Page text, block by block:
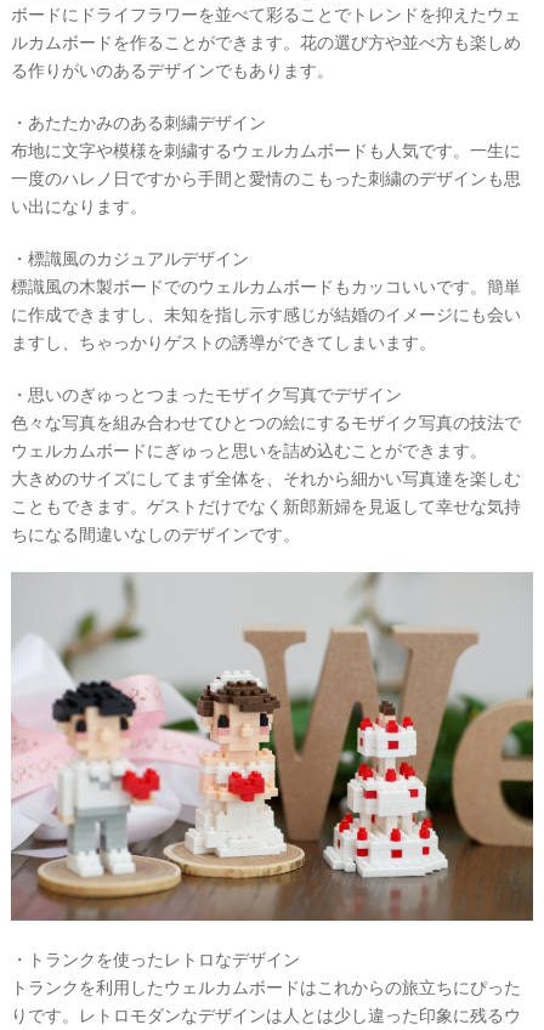
ボードにドライフラワーを並べて彩ることでトレンドを抑えたウェ
ルカムボードを作ることができます。花の選び方や並べ方も楽しめ
る作りがいのあるデザインでもあります。
・あたたかみのある刺繍デザイン
布地に文字や模様を刺繍するウェルカムボードも人気です。一生に
一度のハレノ日ですから手間と愛情のこもった刺繍のデザインも思
い出になります。
・標識風のカジュアルデザイン
標識風の木製ボードでのウェルカムボードもカッコいいです。簡単
に作成できますし、未知を指し示す感じが結婚のイメージにも会い
ますし、ちゃっかりゲストの誘導ができてしまいます。
・思いのぎゅっとつまったモザイク写真でデザイン
色々な写真を組み合わせてひとつの絵にするモザイク写真の技法で
ウェルカムボードにぎゅっと思いを詰め込むことができます。
大きめのサイズにしてまず全体を、それから細かい写真達を楽しむ
こともできます。ゲストだけでなく新郎新婦を見返して幸せな気持
ちになる間違いなしのデザインです。
・トランクを使ったレトロなデザイン
トランクを利用したウェルカムボードはこれからの旅立ちにぴった
りです。レトロモダンなデザインは人とは少し違った印象に残るウ